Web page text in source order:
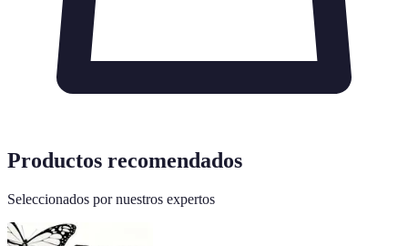
Productos recomendados
Seleccionados por nuestros expertos